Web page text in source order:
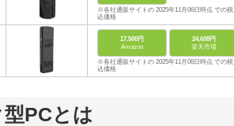
※各社通販サイトの 2025年11月06日時点 での税
込価格
17,500円
Amazon
24,608円
楽天市場
※各社通販サイトの 2025年11月06日時点 での税
込価格
PCとは